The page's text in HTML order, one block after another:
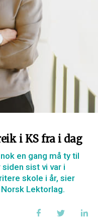
i KS fra i dag
en gang må ty til
sist vi var i
skole i år, sier
Lektorlag.